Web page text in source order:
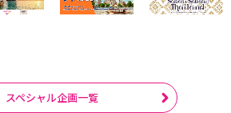
スペシャル企画一覧